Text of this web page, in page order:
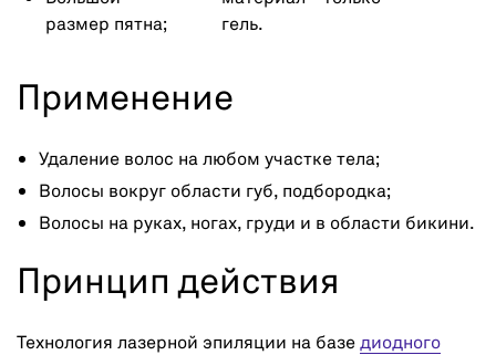
размер пятна;
гель.
Применение
Удаление волос на любом участке тела;
Волосы вокруг области губ, подбородка;
Волосы на руках, ногах, груди и в области бикини.
Принцип действия
Технология лазерной эпиляции на базе диодного